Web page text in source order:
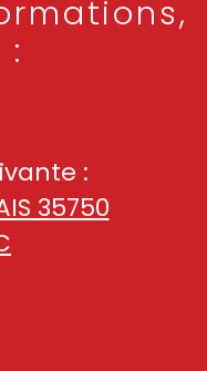
:
35750